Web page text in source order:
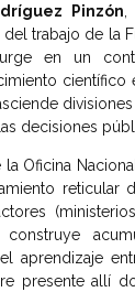
Pinzón
trabajo de la
en un
decisiones
la Oficina
reticular
el aprendizaje
presente allí